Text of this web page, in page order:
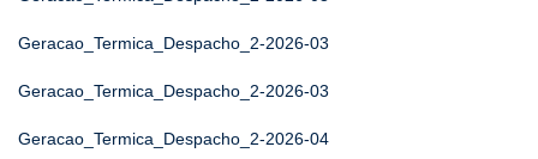
Geracao_Termica_Despacho_2-2026-03
Geracao_Termica_Despacho_2-2026-03
Geracao_Termica_Despacho_2-2026-04